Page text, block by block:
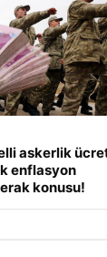
askerlik
enflasyon
konusu!